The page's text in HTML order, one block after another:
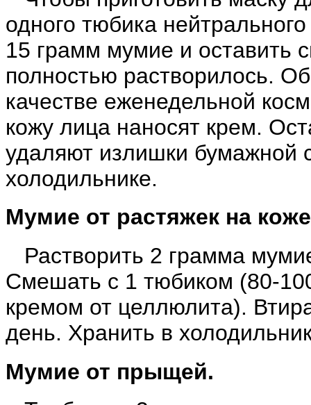
одного тюбика
15 грамм мумие и оставить
полностью растворилось.
качестве еженедельной
кожу лица наносят крем.
удаляют излишки бумажной
холодильнике.
Мумие от растяжек на
Растворить 2 грамма
Смешать с 1 тюбиком (80-
кремом от целлюлита).
день. Хранить в
Мумие от прыщей.